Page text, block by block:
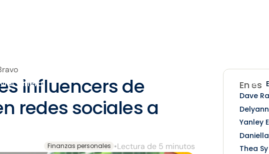
dinero EN
influencers de
redes sociales a
Finanzas personales •Lectura de 5 minutos
En
Dave
Yanley
Thea